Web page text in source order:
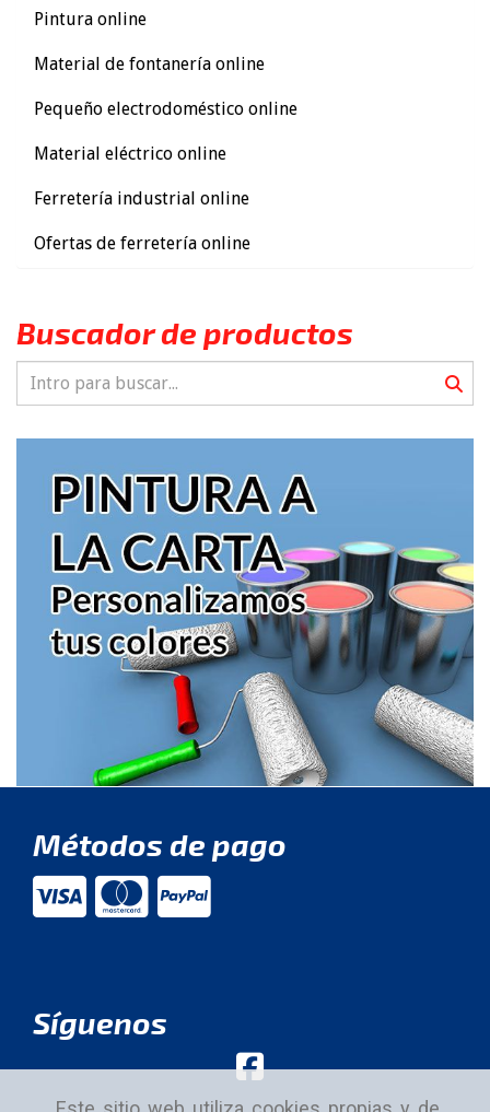
Pintura online
Material de fontanería online
Pequeño electrodoméstico online
Material eléctrico online
Ferretería industrial online
Ofertas de ferretería online
Buscador de productos
Métodos de pago
Síguenos